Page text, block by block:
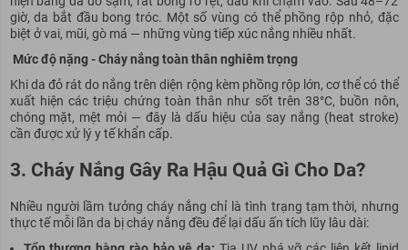
giờ, da bắt đầu bong tróc. Một số vùng có thể phồng rộp nhỏ, đặc
biệt ở vai, mũi, gò má — những vùng tiếp xúc nắng nhiều nhất.
Mức độ nặng - Cháy nắng toàn thân nghiêm trọng
Khi da đỏ rát do nắng trên diện rộng kèm phồng rộp lớn, cơ thể có thể
xuất hiện các triệu chứng toàn thân như sốt trên 38°C, buồn nôn,
chóng mặt, mệt mỏi — đây là dấu hiệu của say nắng (heat stroke)
cần được xử lý y tế khẩn cấp.
3. Cháy Nắng Gây Ra Hậu Quả Gì Cho Da?
Nhiều người lầm tưởng cháy nắng chỉ là tình trạng tạm thời, nhưng
thực tế mỗi lần da bị cháy nắng đều để lại dấu ấn tích lũy lâu dài: